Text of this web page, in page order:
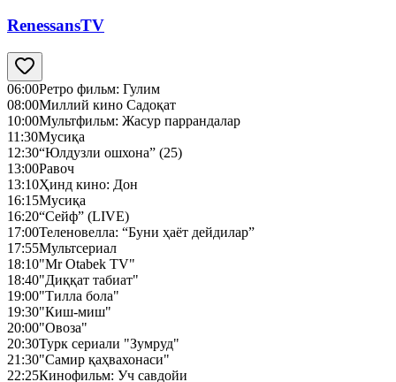
RenessansTV
06:00Ретро фильм: Гулим
08:00Миллий кино Садоқат
10:00Мультфильм: Жасур паррандалар
11:30Мусиқа
12:30“Юлдузли ошхона” (25)
13:00Равоч
13:10Ҳинд кино: Дон
16:15Мусиқа
16:20“Сейф” (LIVE)
17:00Теленовелла: “Буни ҳаёт дейдилар”
17:55Мультсериал
18:10"Mr Otabek TV"
18:40"Диққат табиат"
19:00"Тилла бола"
19:30"Киш-миш"
20:00"Овоза"
20:30Турк сериали "Зумруд"
21:30"Самир қаҳвахонаси"
22:25Кинофильм: Уч савдойи